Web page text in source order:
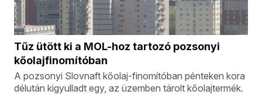
Tűz ütött ki a MOL-hoz tartozó pozsonyi
kőolajfinomítóban
A pozsonyi Slovnaft kőolaj-finomítóban pénteken kora
délután kigyulladt egy, az üzemben tárolt kőolajtermék.